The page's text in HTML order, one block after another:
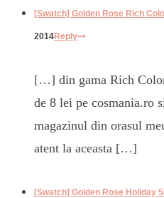
[Swatch] Golden Rose Rich
2014Reply
[…] din gama Rich
de 8 lei pe cosmania.ro
magazinul din orasul
atent la aceasta […]
[Swatch] Golden Rose Holiday